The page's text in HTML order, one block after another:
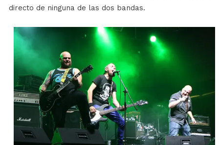
directo de ninguna de las dos bandas.